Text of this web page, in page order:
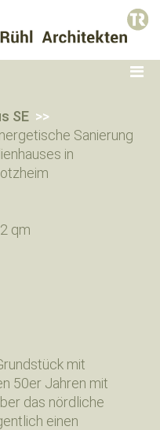
SE>>
Sanierung
in
qm
mit
50er Jahren mit
das nördliche
einen